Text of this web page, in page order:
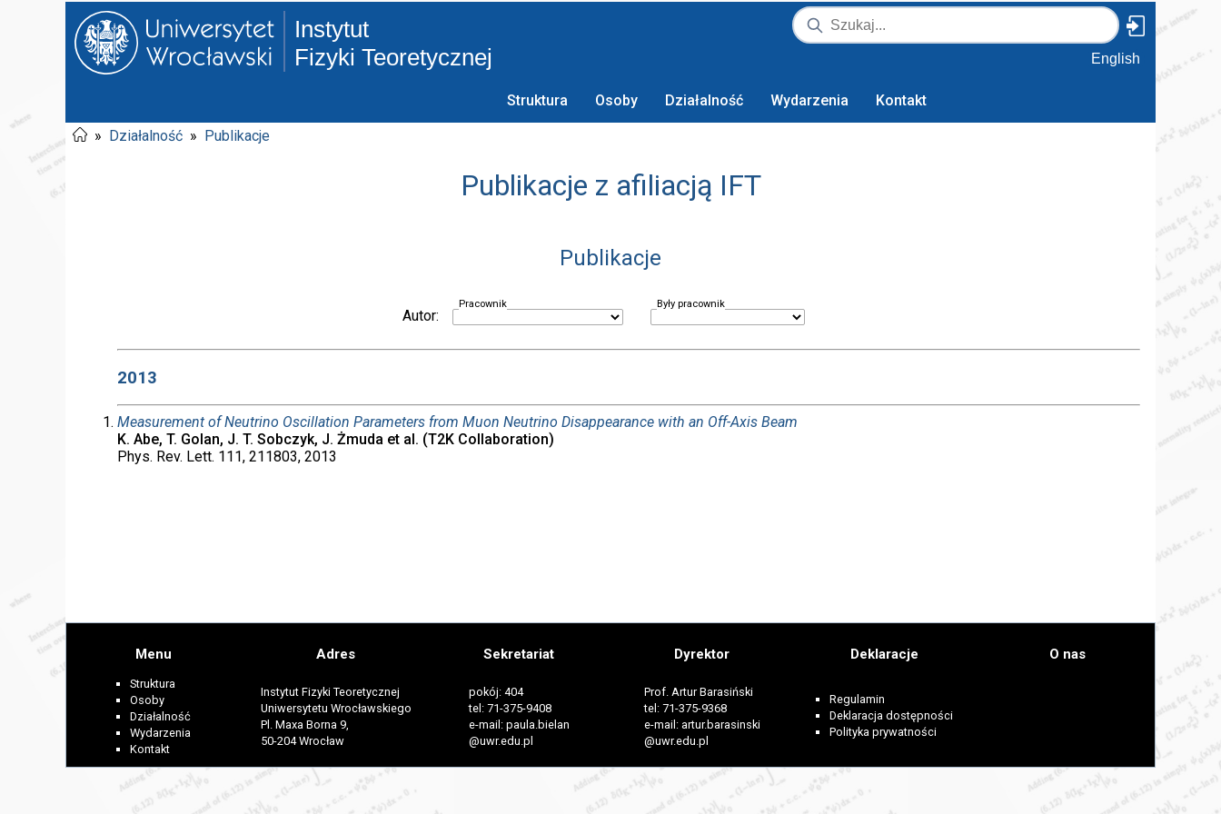
Instytut
Fizyki Teoretycznej
English
Struktura Osoby Działalność Wydarzenia Kontakt
» Działalność » Publikacje
Publikacje z afiliacją IFT
Publikacje
Autor:
Pracownik Były pracownik
2013
Measurement of Neutrino Oscillation Parameters from Muon Neutrino Disappearance with an Off-Axis Beam
K. Abe, T. Golan, J. T. Sobczyk, J. Żmuda et al. (T2K Collaboration)
Phys. Rev. Lett. 111, 211803, 2013
Menu
Struktura
Osoby
Działalność
Wydarzenia
Kontakt
Adres
Instytut Fizyki Teoretycznej
Uniwersytetu Wrocławskiego
Pl. Maxa Borna 9,
50-204 Wrocław
Sekretariat
pokój: 404
tel: 71-375-9408
e-mail: paula.bielan
@uwr.edu.pl
Dyrektor
Prof. Artur Barasiński
tel: 71-375-9368
e-mail: artur.barasinski
@uwr.edu.pl
Deklaracje
Regulamin
Deklaracja dostępności
Polityka prywatności
O nas